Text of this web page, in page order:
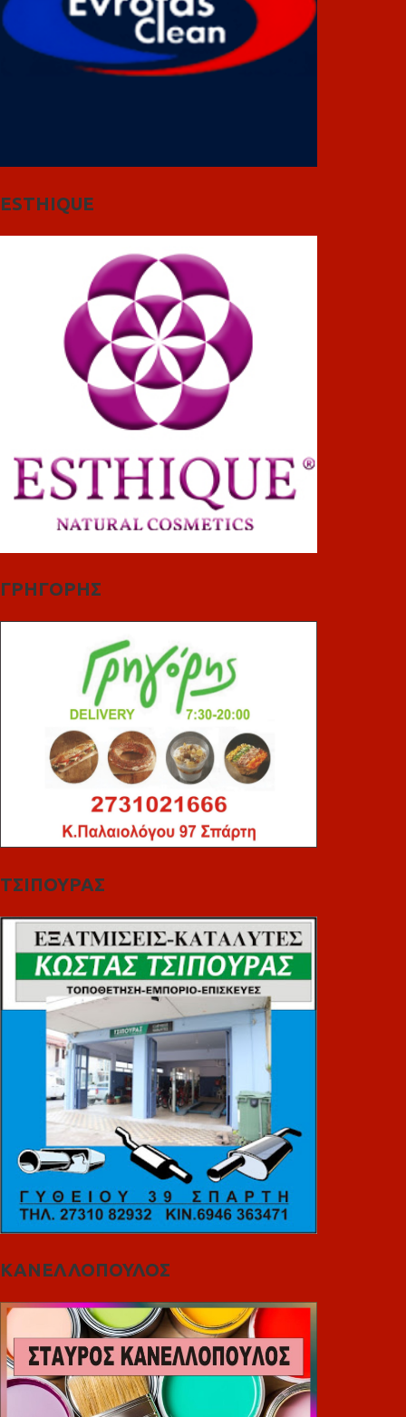
ESTHIQUE
ΓΡΗΓΟΡΗΣ
ΤΣΙΠΟΥΡΑΣ
ΚΑΝΕΛΛΟΠΟΥΛΟΣ